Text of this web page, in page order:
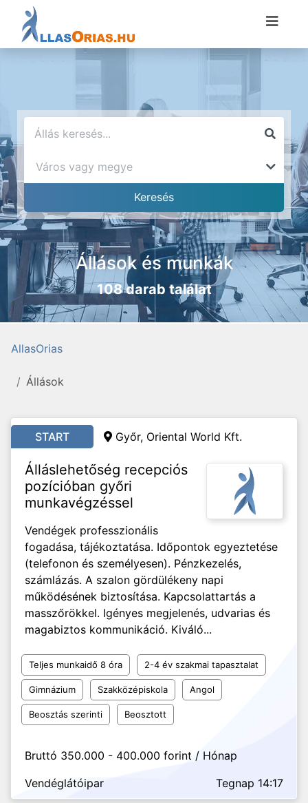
Állások és munkák
108 darab találat
AllasOrias
Állások
START Győr, Oriental World Kft.
Álláslehetőség recepciós
pozícióban győri
munkavégzéssel
Vendégek professzionális
fogadása, tájékoztatása. Időpontok egyeztetése
(telefonon és személyesen). Pénzkezelés,
számlázás. A szalon gördülékeny napi
működésének biztosítása. Kapcsolattartás a
masszőrökkel. Igényes megjelenés, udvarias és
magabiztos kommunikáció. Kiváló...
Teljes munkaidő 8 óra 2-4 év szakmai tapasztalat
Gimnázium Szakközépiskola Angol
Beosztás szerinti Beosztott
Bruttó 350.000 - 400.000 forint / Hónap
Vendéglátóipar
Tegnap 14:17